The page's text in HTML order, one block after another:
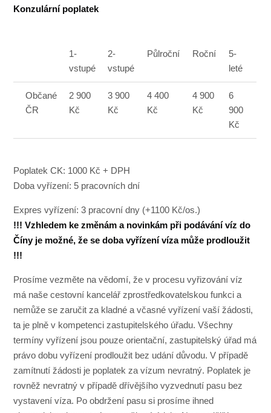
Konzulární poplatek
1-
vstupé
2-
vstupé
Půlroční Roční
5-
leté
Občané
ČR
2 900
Kč
3 900
Kč
4 400
Kč
4 900
Kč
6
900
Kč
Poplatek CK: 1000 Kč + DPH
Doba vyřízení: 5 pracovních dní
Expres vyřízení: 3 pracovní dny (+1100 Kč/os.)
!!! Vzhledem ke změnám a novinkám při podávání víz do
Číny je možné, že se doba vyřízení víza může prodloužit
!!!
Prosíme vezměte na vědomí, že v procesu vyřizování víz
má naše cestovní kancelář zprostředkovatelskou funkci a
nemůže se zaručit za kladné a včasné vyřízení vaší žádosti,
ta je plně v kompetenci zastupitelského úřadu. Všechny
termíny vyřízení jsou pouze orientační, zastupitelský úřad má
právo dobu vyřízení prodloužit bez udání důvodu. V případě
zamítnutí žádosti je poplatek za vízum nevratný. Poplatek je
rovněž nevratný v případě dřívějšího vyzvednutí pasu bez
vystavení víza. Po obdržení pasu si prosíme ihned